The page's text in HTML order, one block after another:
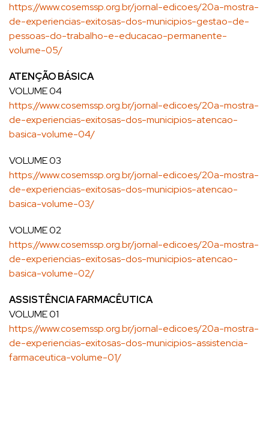
https://www.cosemssp.org.br/jornal-edicoes/20a-mostra-
de-experiencias-exitosas-dos-municipios-gestao-de-
pessoas-do-trabalho-e-educacao-permanente-
volume-05/
ATENÇÃO BÁSICA
VOLUME 04
https://www.cosemssp.org.br/jornal-edicoes/20a-mostra-
de-experiencias-exitosas-dos-municipios-atencao-
basica-volume-04/
VOLUME 03
https://www.cosemssp.org.br/jornal-edicoes/20a-mostra-
de-experiencias-exitosas-dos-municipios-atencao-
basica-volume-03/
VOLUME 02
https://www.cosemssp.org.br/jornal-edicoes/20a-mostra-
de-experiencias-exitosas-dos-municipios-atencao-
basica-volume-02/
ASSISTÊNCIA FARMACÊUTICA
VOLUME 01
https://www.cosemssp.org.br/jornal-edicoes/20a-mostra-
de-experiencias-exitosas-dos-municipios-assistencia-
farmaceutica-volume-01/